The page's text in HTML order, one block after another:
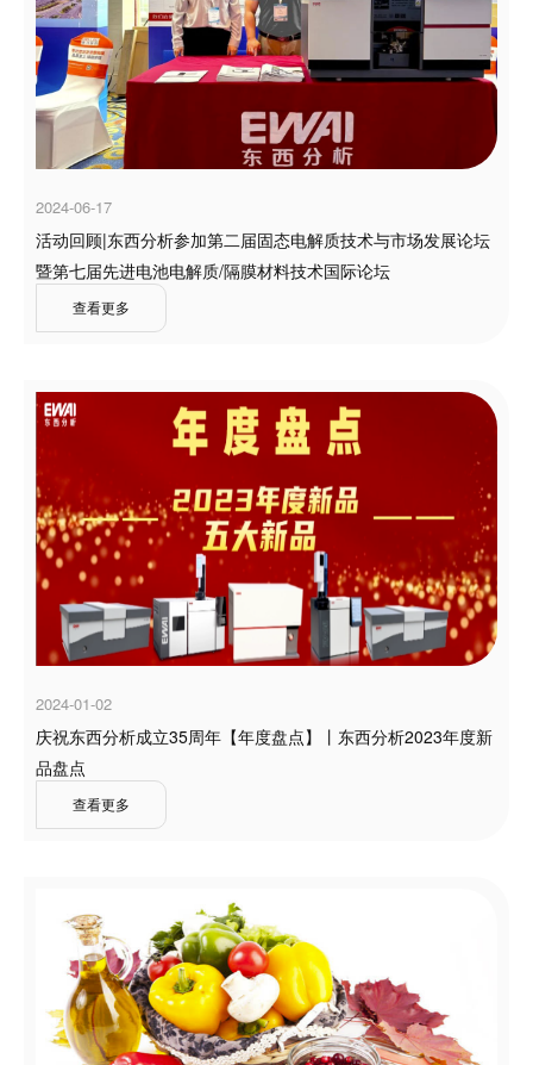
2024-06-17
活动回顾|东西分析参加第二届固态电解质技术与市场发展论坛
暨第七届先进电池电解质/隔膜材料技术国际论坛
查看更多
2024-01-02
庆祝东西分析成立35周年【年度盘点】丨东西分析2023年度新
品盘点
查看更多